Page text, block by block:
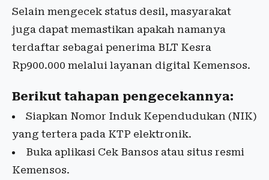
Selain mengecek status desil, masyarakat
juga dapat memastikan apakah namanya
terdaftar sebagai penerima BLT Kesra
Rp900.000 melalui layanan digital Kemensos.
Berikut tahapan pengecekannya:
Siapkan Nomor Induk Kependudukan (NIK)
yang tertera pada KTP elektronik.
Buka aplikasi Cek Bansos atau situs resmi
Kemensos.